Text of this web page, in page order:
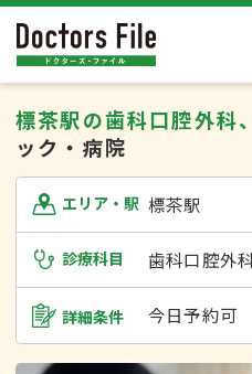
標茶駅の歯科口腔外科
ック・病院
エリア・駅 標茶駅
診療科目 歯科口腔外
詳細条件 今日予約可